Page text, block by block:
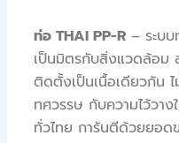
ท่อ THAI PP-R– ระบบ
เป็นมิตรกับสิ่งแวดล้อม
ติดตั้งเป็นเนื้อเดียวกัน
ทศวรรษ กับความไว้วาง
ทั่วไทย การันตีด้วยยอด